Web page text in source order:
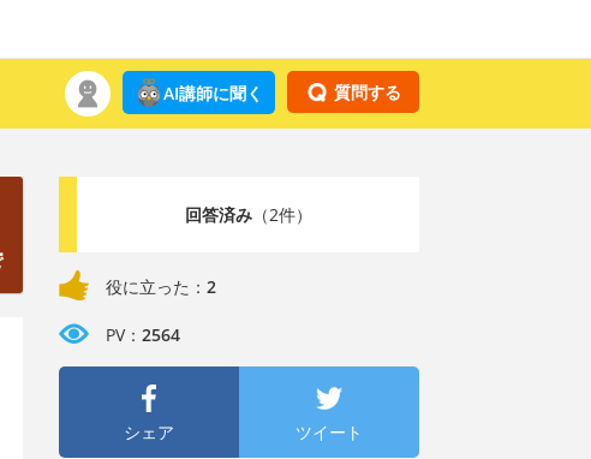
質問する
AI講師に聞く
回答済み（2件）
役に立った： 2
PV： 2564
シェア ツイート